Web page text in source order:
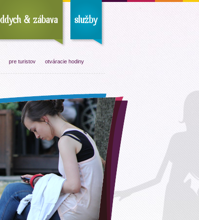
pre turistov otváracie hodiny